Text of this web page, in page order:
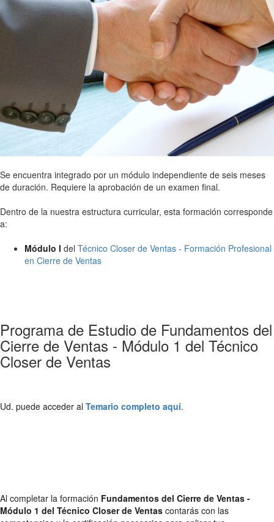
Se encuentra integrado por un módulo independiente de seis meses
de duración. Requiere la aprobación de un examen final.
Dentro de la nuestra estructura curricular, esta formación corresponde
a:
Módulo I del Técnico Closer de Ventas - Formación Profesional
en Cierre de Ventas
Programa de Estudio de Fundamentos del
Cierre de Ventas - Módulo 1 del Técnico
Closer de Ventas
Ud. puede acceder al Temario completo aquí.
Al completar la formación Fundamentos del Cierre de Ventas -
Módulo 1 del Técnico Closer de Ventas contarás con las